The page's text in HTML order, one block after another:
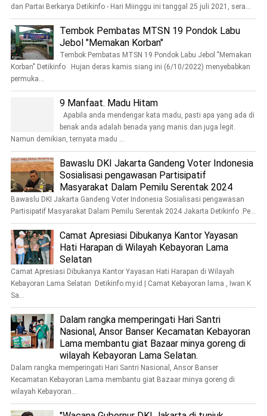
dan Partai Berkarya Detikinfo - Hari Miinggu ini tanggal 25 juli 2021, sera...
Tembok Pembatas MTSN 19 Pondok Labu
Jebol "Memakan Korban"
Tembok Pembatas MTSN 19 Pondok Labu Jebol "Memakan
Korban" Detikinfo Hujan deras kamis siang ini (6/10/2022) menyebabkan
permuka...
9 Manfaat. Madu Hitam
Apabila anda mendengar kata madu, pasti apa yang ada di
benak anda adalah benada yang manis dan juga legit.
Namun demikian, ternyata madu ...
Bawaslu DKI Jakarta Gandeng Voter Indonesia
Sosialisasi pengawasan Partisipatif
Masyarakat Dalam Pemilu Serentak 2024
Bawaslu DKI Jakarta Gandeng Voter Indonesia Sosialisasi pengawasan
Partisipatif Masyarakat Dalam Pemilu Serentak 2024 Jakarta Detikinfo .Pe...
Camat Apresiasi Dibukanya Kantor Yayasan
Hati Harapan di Wilayah Kebayoran Lama
Selatan
Camat Apresiasi Dibukanya Kantor Yayasan Hati Harapan di Wilayah
Kebayoran Lama Selatan Detikinfo.my.id | Camat Kebayoran lama , Iwan K
Sa...
Dalam rangka memperingati Hari Santri
Nasional, Ansor Banser Kecamatan Kebayoran
Lama membantu giat Bazaar minya goreng di
wilayah Kebayoran Lama Selatan.
Dalam rangka memperingati Hari Santri Nasional, Ansor Banser
Kecamatan Kebayoran Lama membantu giat Bazaar minya goreng di
wilayah Kebayoran...